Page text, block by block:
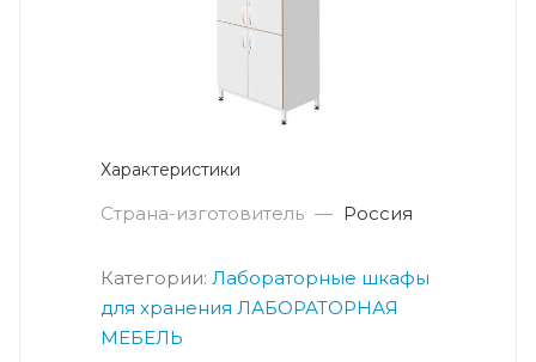
Характеристики
Страна-изготовитель — Россия
Категории: Лабораторные шкафы
для хранения ЛАБОРАТОРНАЯ
МЕБЕЛЬ